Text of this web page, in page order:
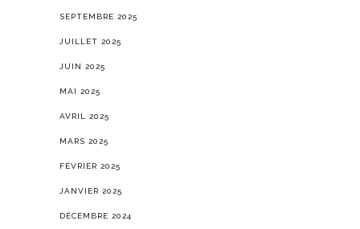
SEPTEMBRE 2025
JUILLET 2025
JUIN 2025
MAI 2025
AVRIL 2025
MARS 2025
FÉVRIER 2025
JANVIER 2025
DÉCEMBRE 2024